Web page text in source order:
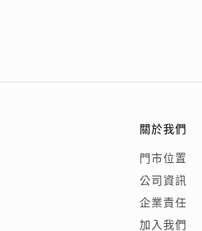
關於我們
門市位置
公司資訊
企業責任
加入我們